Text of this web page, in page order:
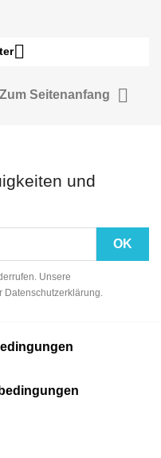

Zum Seitenanfang 
und
Unsere